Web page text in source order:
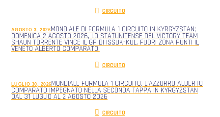
CIRCUITO
AGOSTO 3, 2026MONDIALE DI FORMULA 1 CIRCUITO IN KYRGYZSTAN;
DOMENICA 2 AGOSTO 2026, LO STATUNITENSE DEL VICTORY TEAM
SHAUN TORRENTE VINCE IL GP DI ISSUK-KUL. FUORI ZONA PUNTI IL
VENETO ALBERTO COMPARATO.
CIRCUITO
LUGLIO 30, 2026MONDIALE FORMULA 1 CIRCUITO, L’AZZURRO ALBERTO
COMPARATO IMPEGNATO NELLA SECONDA TAPPA IN KYRGYZSTAN
DAL 31 LUGLIO AL 2 AGOSTO 2026
CIRCUITO